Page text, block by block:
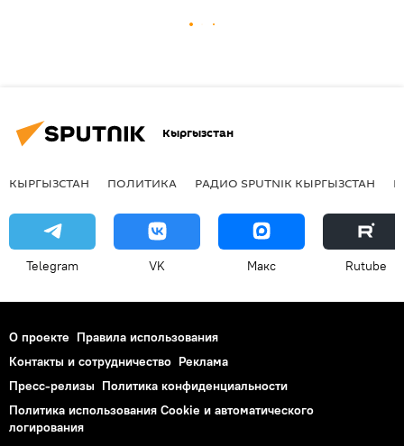
Кыргызстан
КЫРГЫЗСТАН ПОЛИТИКА РАДИО SPUTNIK КЫРГЫЗСТАН
Telegram VK Макс Rutube
О проекте Правила использования
Контакты и сотрудничество Реклама
Пресс-релизы Политика конфиденциальности
Политика использования Cookie и автоматического
логирования